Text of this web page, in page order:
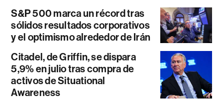
S&P 500 marca un récord tras
sólidos resultados corporativos
y el optimismo alrededor de Irán
Citadel, de Griffin, se dispara
5,9% en julio tras compra de
activos de Situational
Awareness